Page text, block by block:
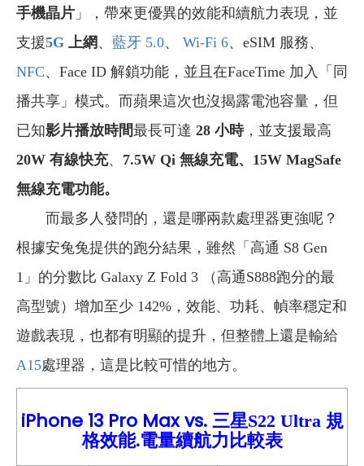
手機晶片 」，帶來更優異的效能和續航力表現，並
支援5G 上網 、 藍牙 5.0、 Wi-Fi 6、eSIM 服務、
NFC、Face ID 解鎖功能，並且在FaceTime 加入「同
播共享」模式。而蘋果這次也沒揭露電池容量，但
已知影片播放時間最長可達 28 小時，並支援最高
20W 有線快充、 7.5W Qi 無線充電、15W MagSafe
無線充電功能。
而最多人發問的，還是哪兩款處理器更強呢？
根據安兔兔提供的跑分結果，雖然「高通 S8 Gen
1」的分數比 Galaxy Z Fold 3 （高通S888跑分的最
高型號）增加至少 142%，效能、功耗、幀率穩定和
遊戲表現，也都有明顯的提升，但整體上還是輸給
A15處理器，這是比較可惜的地方。
iPhone 13 Pro Max vs. 三星S22 Ultra規
格效能.電量續航力比較表